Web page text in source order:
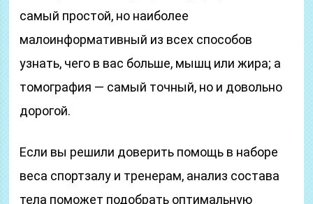
самый простой, но наиболее
малоинформативный из всех способов
узнать, чего в вас больше, мышц или жира; а
томография — самый точный, но и довольно
дорогой.
Если вы решили доверить помощь в наборе
веса спортзалу и тренерам, анализ состава
тела поможет подобрать оптимальную